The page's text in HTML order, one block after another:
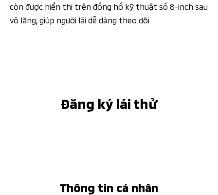
còn được hiển thị trên đồng hồ kỹ thuật số 8-inch sau
vô lăng, giúp người lái dễ dàng theo dõi.
Đăng ký lái thử
Thông tin cá nhân